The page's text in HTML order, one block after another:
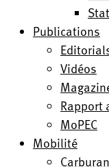
Publications
Vidéos
Rapport
MoPEC
Mobilité